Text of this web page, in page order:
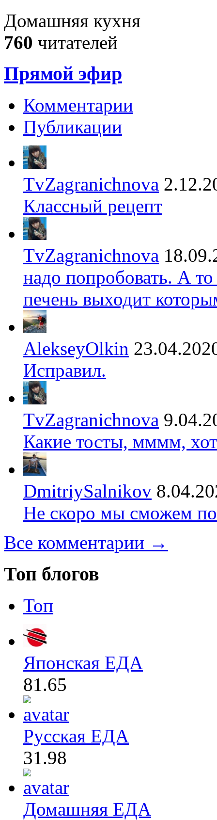
Домашняя кухня
760 читателей
Прямой эфир
Комментарии
Публикации
TvZagranichnova
Классный рецепт
TvZagranichnova
надо попробовать. А
печень выходит
AlekseyOlkin
Исправил.
TvZagranichnova
Какие тосты, мммм,
DmitriySalnikov
Не скоро мы сможем
Все комментарии →
Топ блогов
Топ
Японская ЕДА
81.65
Русская ЕДА
31.98
Домашняя ЕДА